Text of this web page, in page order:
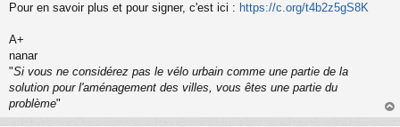
g
n
o
n
u
Pour en savoir plus et pour signer, c'est ici : https://c.org/t4b2z5gS8K
A+
nanar
"Si vous ne considérez pas le vélo urbain comme une partie de la
solution pour l'aménagement des villes, vous êtes une partie du
problème"
au